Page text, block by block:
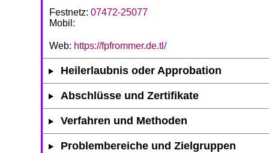
Festnetz: 07472-25077
Mobil:
Web: https://fpfrommer.de.tl/
Heilerlaubnis oder Approbation
Abschlüsse und Zertifikate
Verfahren und Methoden
Problembereiche und Zielgruppen